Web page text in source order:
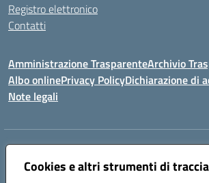
Cookies e altri strumenti di
Registro elettronico
Contatti
Amministrazione TrasparenteArchivio
Albo onlinePrivacy PolicyDichiarazione di
Note legali
Indirizzo:
Centralino:096721161 Email: